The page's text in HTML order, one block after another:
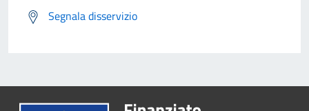
Segnala disservizio